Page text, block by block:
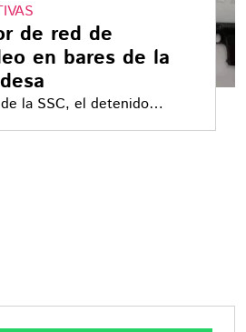
de red de
en bares de la
la SSC, el detenido
y restaurantes en las